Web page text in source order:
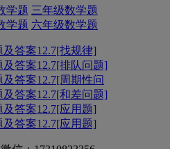
学题 三年级数学题
学题 六年级数学题
答案12.7[找规律]
答案12.7[排队问题]
答案12.7[周期性问
答案12.7[和差问题]
答案12.7[应用题]
答案12.7[应用题]